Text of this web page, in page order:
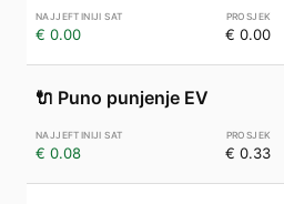
€ 0.00 € 0.00
🔌 Puno punjenje EV
€ 0.08 € 0.33